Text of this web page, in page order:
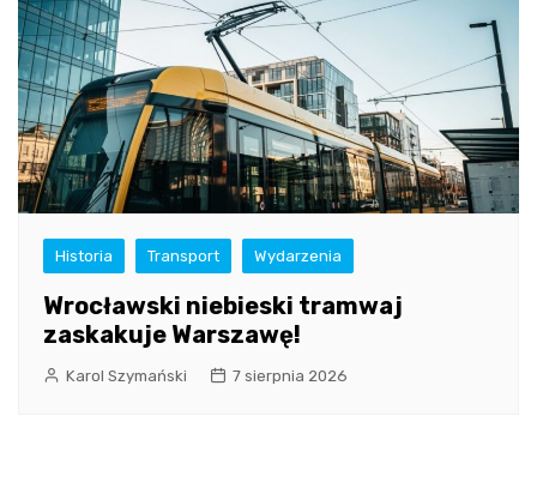
Historia Transport Wydarzenia
Wrocławski niebieski tramwaj
zaskakuje Warszawę!
Karol Szymański 7 sierpnia 2026